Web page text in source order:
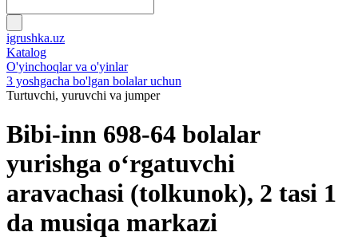
igrushka.uz
Katalog
O'yinchoqlar va o'yinlar
3 yoshgacha bo'lgan bolalar uchun
Turtuvchi, yuruvchi va jumper
Bibi-inn 698-64 bolalar
yurishga o‘rgatuvchi
aravachasi (tolkunok), 2 tasi 1
da musiqa markazi